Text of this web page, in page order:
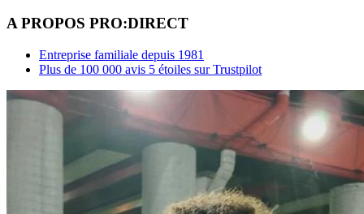
A PROPOS PRO:DIRECT
Entreprise familiale depuis 1981
Plus de 100 000 avis 5 étoiles sur Trustpilot